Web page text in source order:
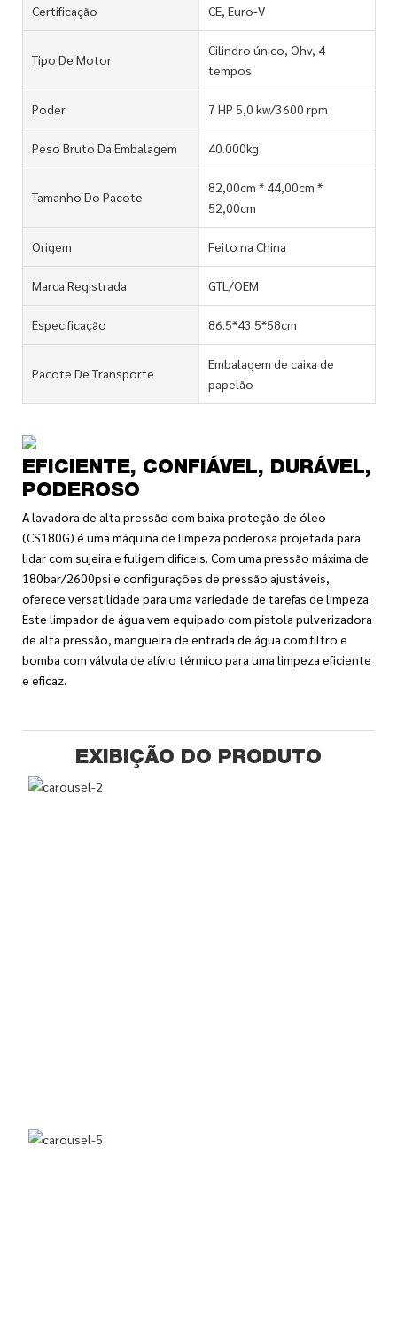
Certificação CE, Euro-V
Tipo De Motor
Cilindro único, Ohv, 4
tempos
Poder 7 HP 5,0 kw/3600 rpm
Peso Bruto Da Embalagem 40.000kg
Tamanho Do Pacote
82,00cm * 44,00cm *
52,00cm
Origem Feito na China
Marca Registrada GTL/OEM
Especificação 86.5*43.5*58cm
Pacote De Transporte
Embalagem de caixa de
papelão
EFICIENTE, CONFIÁVEL, DURÁVEL,
PODEROSO
A lavadora de alta pressão com baixa proteção de óleo
(CS180G) é uma máquina de limpeza poderosa projetada para
lidar com sujeira e fuligem difíceis. Com uma pressão máxima de
180bar/2600psi e configurações de pressão ajustáveis,
oferece versatilidade para uma variedade de tarefas de limpeza.
Este limpador de água vem equipado com pistola pulverizadora
de alta pressão, mangueira de entrada de água com filtro e
bomba com válvula de alívio térmico para uma limpeza eficiente
e eficaz.
EXIBIÇÃO DO PRODUTO